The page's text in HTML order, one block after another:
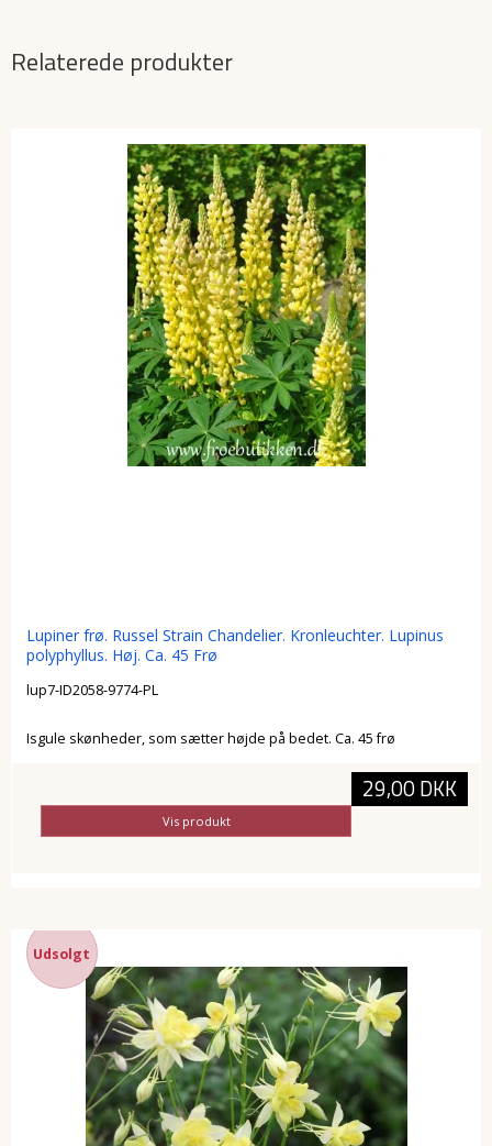
Relaterede produkter
Lupiner frø. Russel Strain Chandelier. Kronleuchter. Lupinus
polyphyllus. Høj. Ca. 45 Frø
lup7-ID2058-9774-PL
Isgule skønheder, som sætter højde på bedet. Ca. 45 frø
29,00 DKK
Vis produkt
Udsolgt